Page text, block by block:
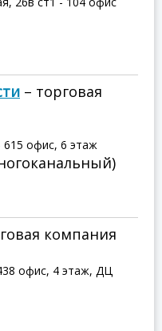
– торговая
615 офис, 6 этаж
компания
офис, 4 этаж, ДЦ